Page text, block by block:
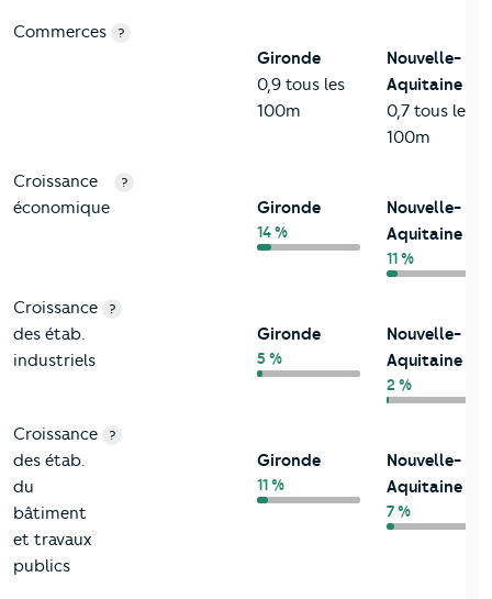
Commerces ?
Gironde
0,9 tous les
100m
Nouvelle-
Aquitaine
0,7 tous les
100m
Croissance
économique
?
Gironde
14 %
Nouvelle-
Aquitaine
11 %
Croissance
des étab.
industriels
?
Gironde
5 %
Nouvelle-
Aquitaine
2 %
Croissance
des étab.
du
bâtiment
et travaux
publics
?
Gironde
11 %
Nouvelle-
Aquitaine
7 %